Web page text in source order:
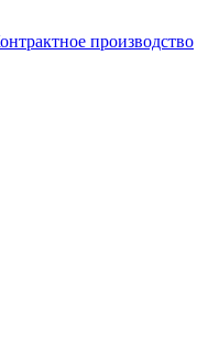
производство